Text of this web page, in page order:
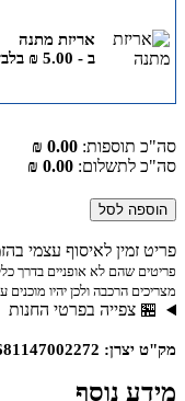
אריזת מתנה
ב -
₪5.00 בלבד!
0.00 ₪
0.00 ₪
לסל
לאיסוף עצמי בהזמנה
ולכן יהיו מוכנים עד 6 ימי עסקים
בפרטי החנות